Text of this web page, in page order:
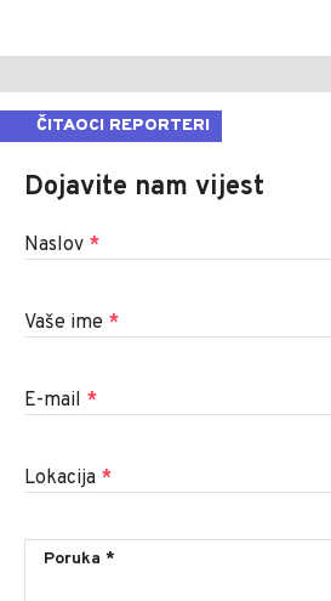
ČITAOCI REPORTERI
Dojavite nam vijest
Naslov *
Vaše ime *
E-mail *
Lokacija *